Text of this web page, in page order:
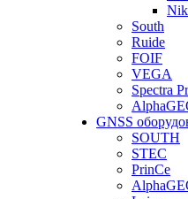
South
Ruide
FOIF
VEGA
Spectra
GNSS
SOUTH
STEC
PrinCe